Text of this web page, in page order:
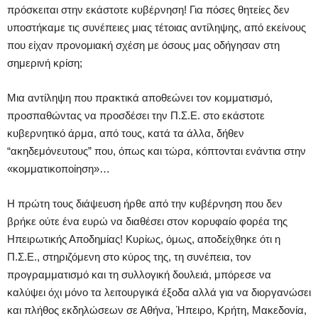
πρόσκειται στην εκάστοτε κυβέρνηση! Για πόσες θητείες δεν
υποστήκαμε τις συνέπειες μιας τέτοιας αντίληψης, από εκείνους
που είχαν προνομιακή σχέση με όσους μας οδήγησαν στη
σημερινή κρίση;
Μια αντίληψη που πρακτικά αποθεώνει τον κομματισμό,
προσπαθώντας να προσδέσει την Π.Σ.Ε. στο εκάστοτε
κυβερνητικό άρμα, από τους, κατά τα άλλα, δήθεν
“ακηδεμόνευτους” που, όπως και τώρα, κόπτονται ενάντια στην
«κομματικοποίηση»…
Η πρώτη τους διάψευση ήρθε από την κυβέρνηση που δεν
βρήκε ούτε ένα ευρώ να διαθέσει στον κορυφαίο φορέα της
Ηπειρωτικής Αποδημίας! Κυρίως, όμως, αποδείχθηκε ότι η
Π.Σ.Ε., στηριζόμενη στο κύρος της, τη συνέπεια, τον
προγραμματισμό και τη συλλογική δουλειά, μπόρεσε να
καλύψει όχι μόνο τα λειτουργικά έξοδα αλλά για να διοργανώσει
και πλήθος εκδηλώσεων σε Αθήνα, Ήπειρο, Κρήτη, Μακεδονία,